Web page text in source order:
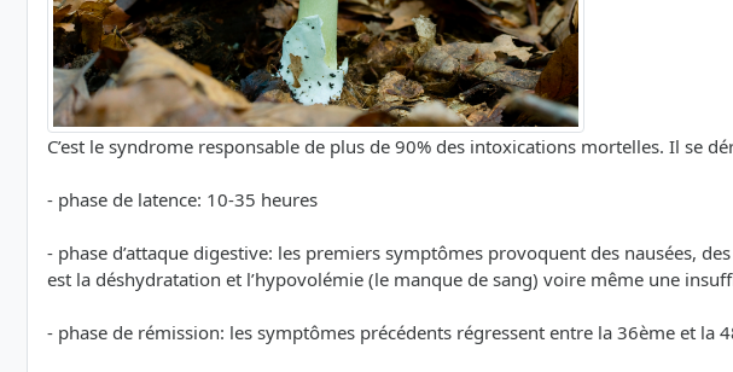
C’est le syndrome responsable de plus de 90% des intoxications mortelles. Il se
- phase de latence: 10-35 heures
- phase d’attaque digestive: les premiers symptômes provoquent des nausées,
est la déshydratation et l’hypovolémie (le manque de sang) voire même une
- phase de rémission: les symptômes précédents régressent entre la 36ème et la